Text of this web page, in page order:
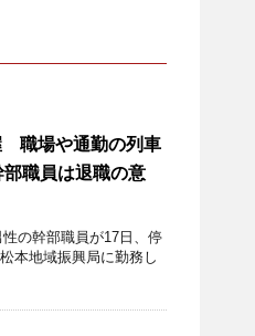
職場や通勤の列車
職員は退職の意
の幹部職員が17日、停
本地域振興局に勤務し